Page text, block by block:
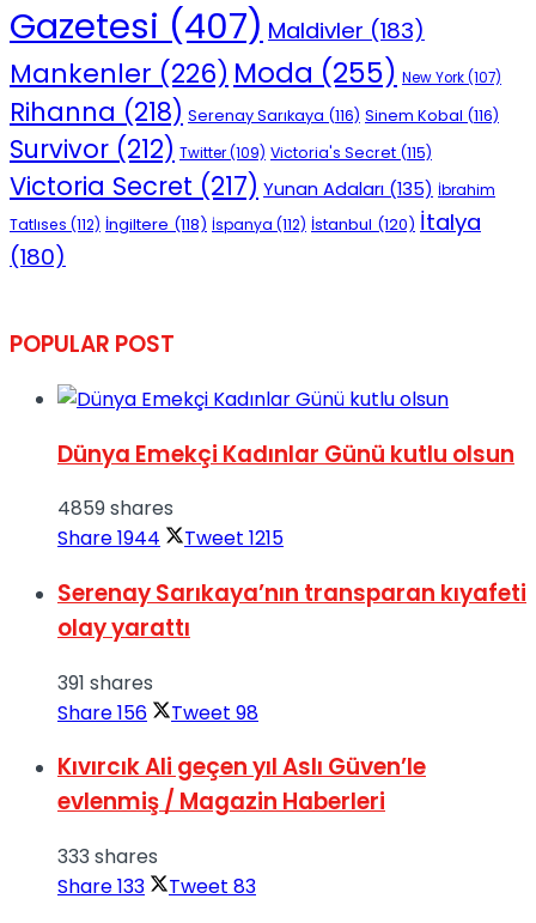
Gazetesi (407) Maldivler(183)
Mankenler (226) Moda (255) New York(107)
Rihanna (218) Serenay Sarıkaya (116) Sinem Kobal (116)
Survivor (212) Twitter(109) Victoria's Secret (115)
Victoria Secret (217) Yunan Adaları (135) İbrahim
Tatlıses (112) İngiltere (118) İspanya (112) İstanbul (120) İtalya
(180)
POPULAR POST
Dünya Emekçi Kadınlar Günü kutlu olsun
4859 shares
Share1944 Tweet 1215
Serenay Sarıkaya’nın transparan kıyafeti
olay yarattı
391 shares
Share156 Tweet 98
Kıvırcık Ali geçen yıl Aslı Güven’le
evlenmiş / Magazin Haberleri
333 shares
Share133 Tweet 83